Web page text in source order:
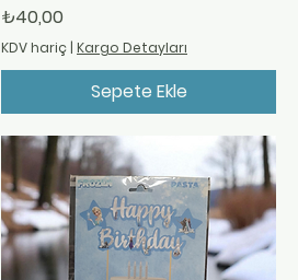
Fiyat
₺40,00
KDV hariç | Kargo Detayları
Sepete Ekle